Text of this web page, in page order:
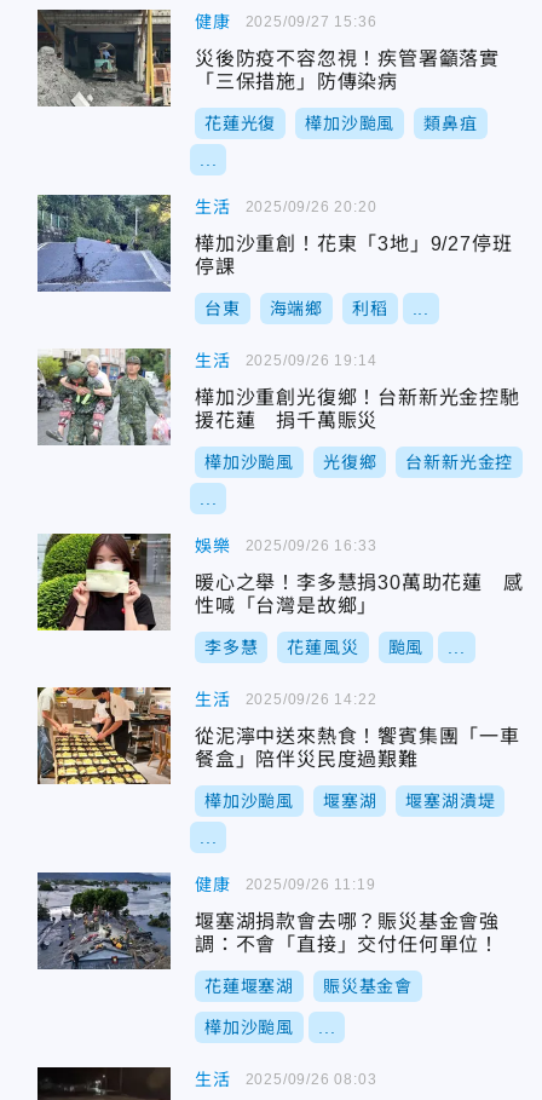
健康
災後防疫不容忽視！疾管署籲落實
「三保措施」防傳染病
花蓮光復 樺加沙颱風 類鼻疽
2025/09/27 15:36
生活
樺加沙重創！花東「3地」9/27停班
停課
台東 海端鄉 利稻
2025/09/26 20:20
生活
樺加沙重創光復鄉！台新新光金控馳
援花蓮 捐千萬賑災
樺加沙颱風 光復鄉 台新新光金控
2025/09/26 19:14
娛樂
暖心之舉！李多慧捐30萬助花蓮 感
性喊「台灣是故鄉」
李多慧 花蓮風災 颱風
2025/09/26 16:33
生活
從泥濘中送來熱食！饗賓集團「一車
餐盒」陪伴災民度過艱難
樺加沙颱風 堰塞湖 堰塞湖潰堤
2025/09/26 14:22
健康
堰塞湖捐款會去哪？賑災基金會強
調：不會「直接」交付任何單位！
花蓮堰塞湖 賑災基金會
樺加沙颱風
2025/09/26 11:19
生活 2025/09/26 08:03